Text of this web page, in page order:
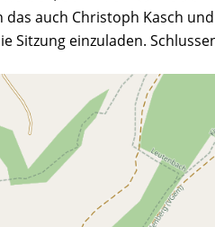
das auch Christoph Kasch
Sitzung einzuladen.